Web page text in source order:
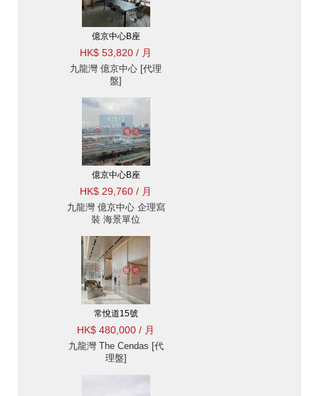
億京中心B座
HK$ 53,820 / 月
九龍灣 億京中心 [代理
盤]
億京中心B座
HK$ 29,760 / 月
九龍灣 億京中心 企理寫
裝 海景單位
常悅道15號
HK$ 480,000 / 月
九龍灣 The Cendas [代
理盤]